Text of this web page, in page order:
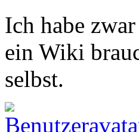
Ich habe
ein Wiki
selbst.